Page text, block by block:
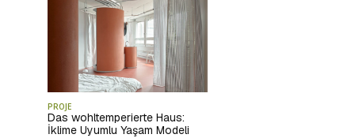
PROJE
Das wohltemperierte Haus:
İklime Uyumlu Yaşam Modeli